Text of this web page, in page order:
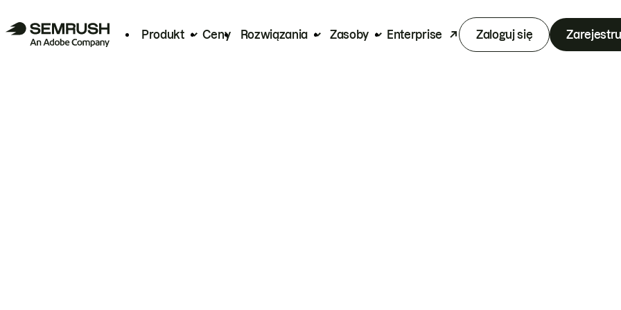
Produkt Ceny Rozwiązania Zasoby Enterprise Zaloguj się